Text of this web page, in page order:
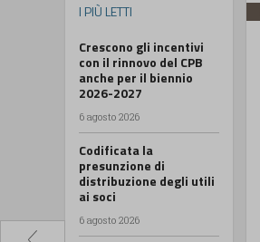
I PIÙ LETTI
Crescono gli incentivi
con il rinnovo del CPB
anche per il biennio
2026-2027
6 agosto 2026
Codificata la
presunzione di
distribuzione degli utili
ai soci
6 agosto 2026